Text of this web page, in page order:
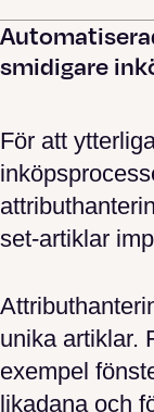
smidigare
För att
set-artiklar
unika artiklar.
exempel
likadana och